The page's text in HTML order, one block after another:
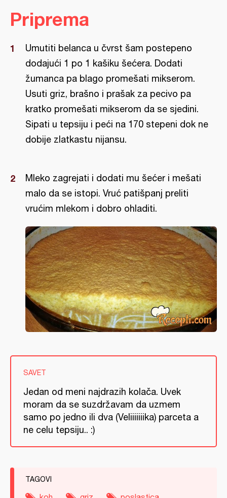
Priprema
Umutiti belanca u čvrst šam postepeno
dodajući 1 po 1 kašiku šećera. Dodati
žumanca pa blago promešati mikserom.
Usuti griz, brašno i prašak za pecivo pa
kratko promešati mikserom da se sjedini.
Sipati u tepsiju i peći na 170 stepeni dok ne
dobije zlatkastu nijansu.
Mleko zagrejati i dodati mu šećer i mešati
malo da se istopi. Vruć patišpanj preliti
vrućim mlekom i dobro ohladiti.
SAVET
Jedan od meni najdrazih kolača. Uvek
moram da se suzdržavam da uzmem
samo po jedno ili dva (Veliiiiiiika) parceta a
ne celu tepsiju.. :)
TAGOVI